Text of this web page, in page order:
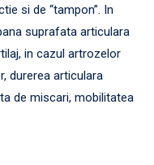
si de “tampon”. In
suprafata articulara
in cazul artrozelor
durerea articulara
de miscari, mobilitatea